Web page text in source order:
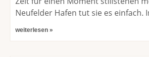
Neufelder Hafen tut sie es einfach.
weiterlesen »